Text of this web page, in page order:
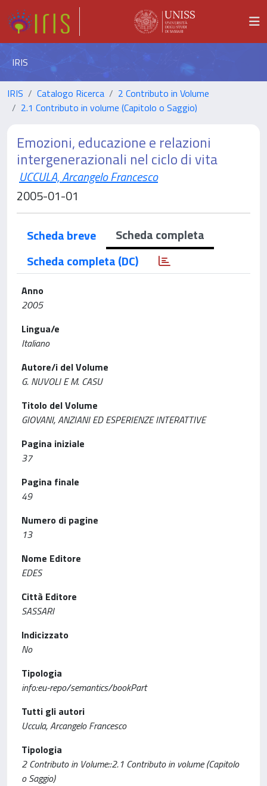
IRIS
IRIS Catalogo Ricerca
2 Contributo in Volume
2.1 Contributo in volume (Capitolo o Saggio)
Emozioni, educazione e relazioni
intergenerazionali nel ciclo di vita
UCCULA, Arcangelo Francesco
2005-01-01
Scheda breve
Scheda completa
Scheda completa (DC)
Anno
2005
Lingua/e
Italiano
Autore/i del Volume
G. NUVOLI E M. CASU
Titolo del Volume
GIOVANI, ANZIANI ED ESPERIENZE INTERATTIVE
Pagina iniziale
37
Pagina finale
49
Numero di pagine
13
Nome Editore
EDES
Città Editore
SASSARI
Indicizzato
No
Tipologia
info:eu-repo/semantics/bookPart
Tutti gli autori
Uccula, Arcangelo Francesco
Tipologia
2 Contributo in Volume::2.1 Contributo in volume (Capitolo
o Saggio)